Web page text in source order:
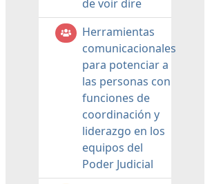
de voir dire
Herramientas
comunicacionales
para potenciar a
las personas con
funciones de
coordinación y
liderazgo en los
equipos del
Poder Judicial